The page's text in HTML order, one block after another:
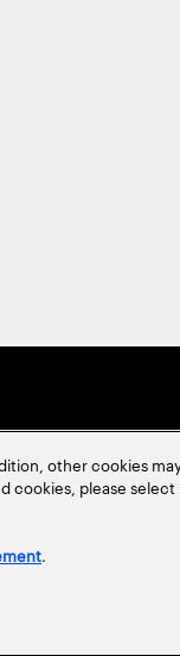
条項Cookieポリシー
other cookies
please
.